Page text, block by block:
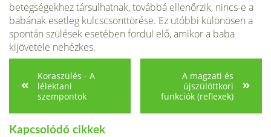
betegségekhez társulhatnak, továbbá ellenőrzik, nincs-e a
babának esetleg kulcscsonttörése. Ez utóbbi különösen a
spontán szülések esetében fordul elő, amikor a baba
kijövetele nehézkes.
Koraszülés - A
lélektani
szempontok
A magzati és
újszülöttkori
funkciók (reflexek)
Kapcsolódó cikkek